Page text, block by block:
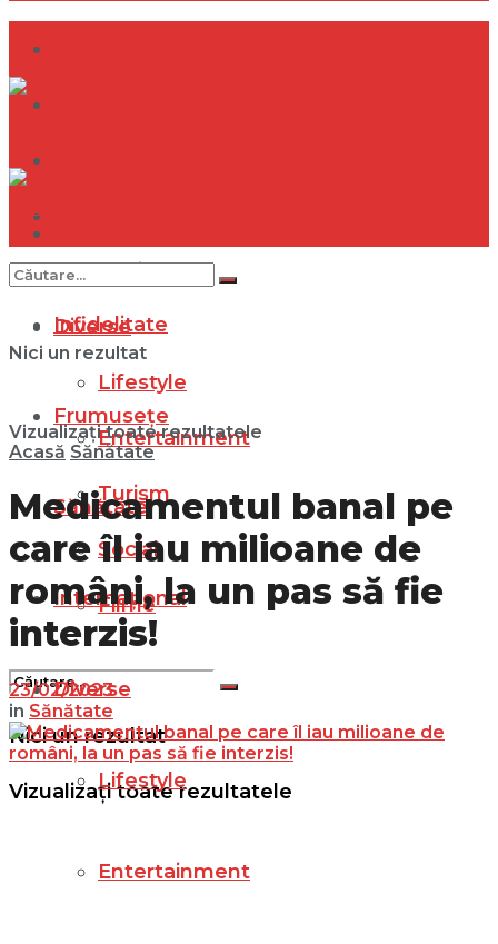
Internațional
Diverse
Lifestyle
Entertainment
Turism
Social
Filme
Nici un rezultat
Vizualizați toate rezultatele
Infidelitate
Frumusețe
Sănătate
Internațional
Diverse
Lifestyle
Entertainment
Nici un rezultat
Vizualizați toate rezultatele
Acasă Sănătate
Medicamentul banal pe
care îl iau milioane de
români, la un pas să fie
interzis!
23/02/2023
in Sănătate